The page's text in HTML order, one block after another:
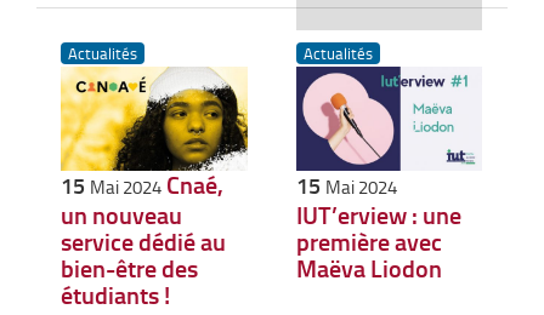
Actualités
15 Mai 2024 Cnaé,
un nouveau
service dédié au
bien-être des
étudiants !
Actualités
15 Mai 2024
IUT’erview : une
première avec
Maëva Liodon